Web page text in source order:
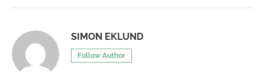
SIMON EKLUND
Follow Author